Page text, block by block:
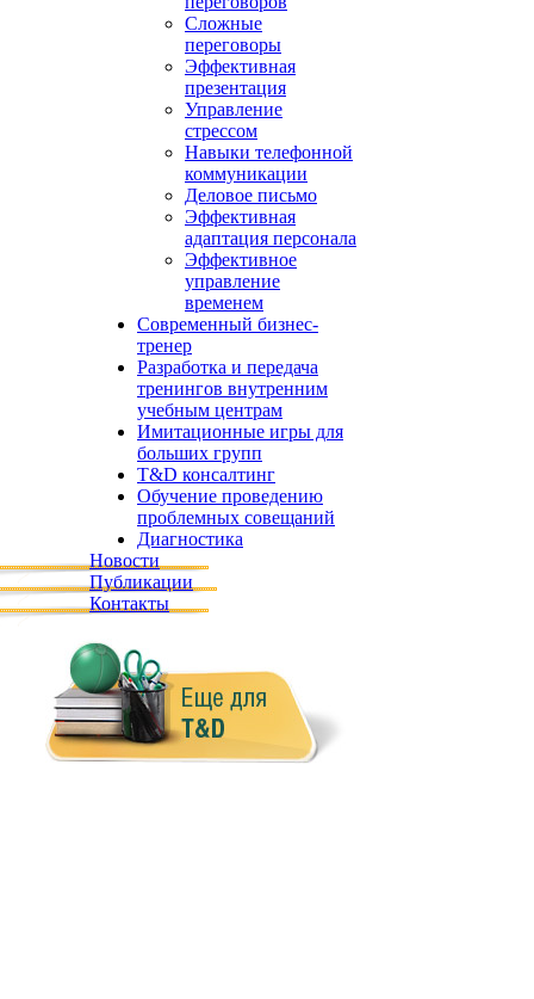
Сложные
переговоры
Эффективная
презентация
Управление
стрессом
Навыки телефонной
коммуникации
Деловое письмо
Эффективная
адаптация персонала
Эффективное
управление
временем
Современный бизнес-
тренер
Разработка и передача
тренингов внутренним
учебным центрам
Имитационные игры для
больших групп
T&D консалтинг
Обучение проведению
проблемных совещаний
Диагностика
Новости
Публикации
Контакты